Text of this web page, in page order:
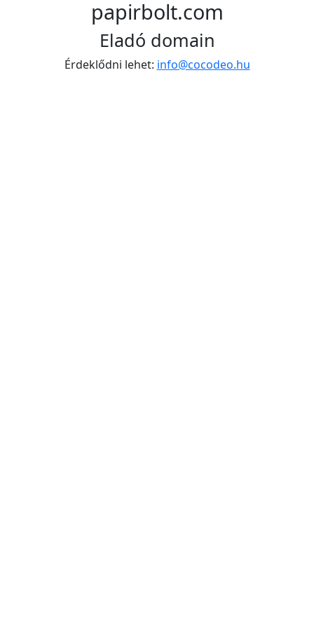
papirbolt.com
Eladó domain
Érdeklődni lehet: info@cocodeo.hu